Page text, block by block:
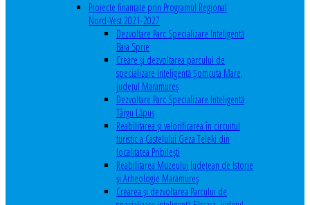
Proiecte finanțate prin Programul Regional
Nord-Vest 2021-2027
Dezvoltare Parc Specializare Inteligentă
Baia Sprie
Creare și dezvoltarea parcului de
specializare inteligentă Șomcuta Mare,
județul Maramureș
Dezvoltare Parc Specializare Inteligentă
Târgu Lăpuș
Reabilitarea și valorificarea în circuitul
turistic a Castelului Geza Teleki din
localitatea Pribilești
Reabilitarea Muzeului Județean de Istorie
și Arheologie Maramureș
Crearea și dezvoltarea Parcului de